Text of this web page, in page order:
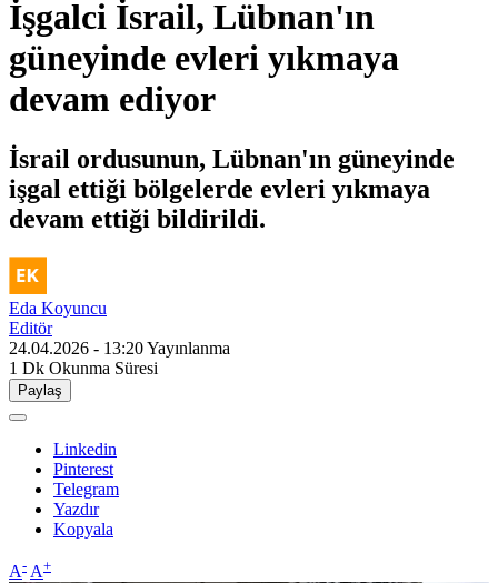
İşgalci İsrail, Lübnan'ın
güneyinde evleri yıkmaya
devam ediyor
İsrail ordusunun, Lübnan'ın güneyinde
işgal ettiği bölgelerde evleri yıkmaya
devam ettiği bildirildi.
Eda Koyuncu
Editör
24.04.2026 - 13:20Yayınlanma
1 Dk Okunma Süresi
Paylaş
Linkedin
Pinterest
Telegram
Yazdır
Kopyala
A- A+